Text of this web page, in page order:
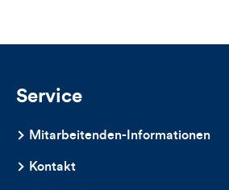
Service
Mitarbeitenden-Informationen
Kontakt